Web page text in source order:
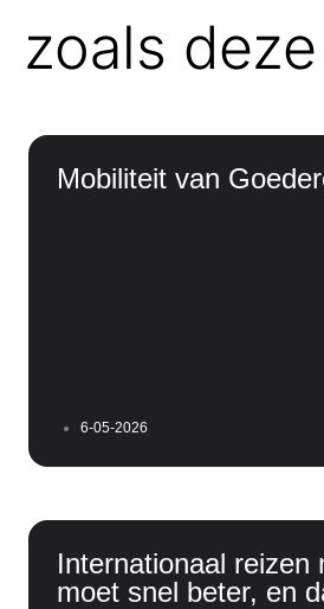
zoals deze
Mobiliteit van
6-05-2026
Internationaal reizen
moet snel beter, en